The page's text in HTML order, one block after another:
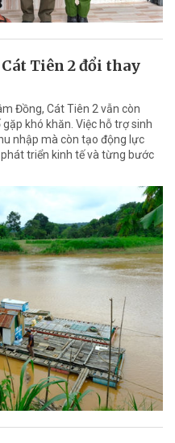
Tiên 2 đổi thay
Đồng, Cát Tiên 2 vẫn còn
khó khăn. Việc hỗ trợ sinh
nhập mà còn tạo động lực
triển kinh tế và từng bước